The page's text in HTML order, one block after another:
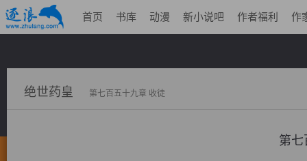
首页 书库 动漫 新小说吧 作者福利 作
绝世药皇 第七百五十九章 收徒
第七